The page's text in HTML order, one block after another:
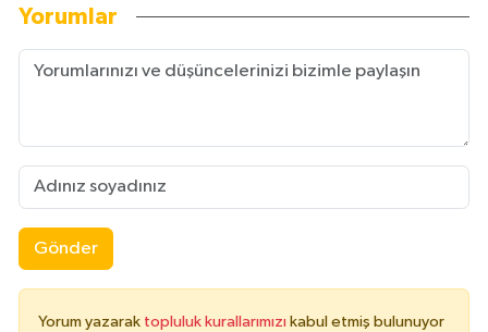
Yorumlar
Gönder
Yorum yazarak topluluk kurallarımızı kabul etmiş bulunuyor